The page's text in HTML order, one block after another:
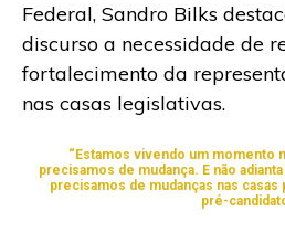
Federal, Sandro Bilks
discurso a necessidade de
fortalecimento da
nas casas legislativas.
“Estamos vivendo um momento
precisamos de mudança. E não
precisamos de mudanças nas casas
pré-